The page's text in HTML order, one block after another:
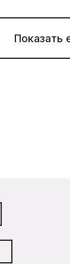
Показать